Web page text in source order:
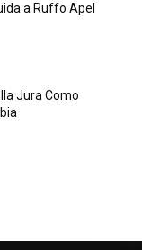
a Ruffo Apel
Jura Como